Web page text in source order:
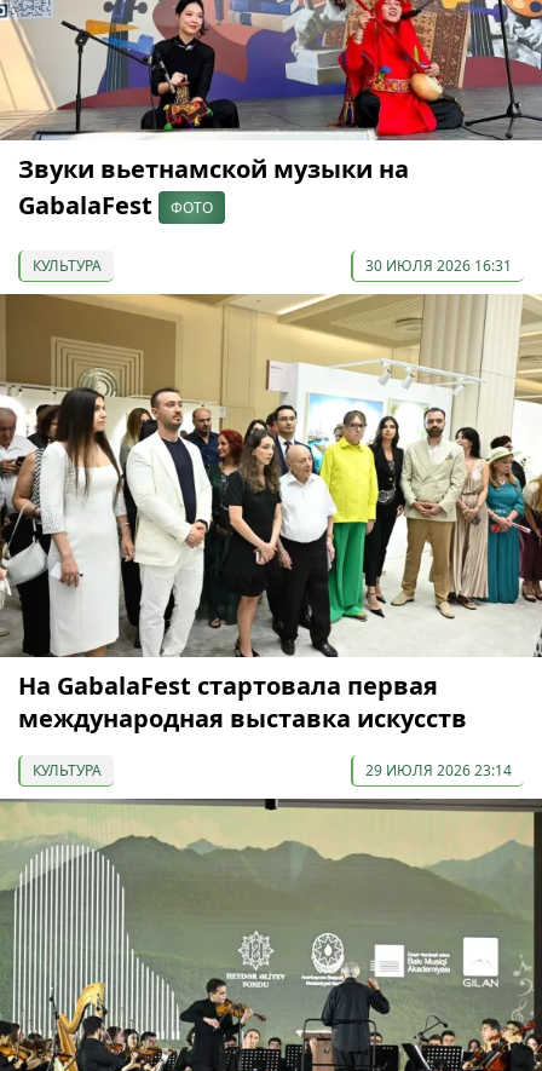
Звуки вьетнамской музыки на
GabalaFest
ФОТО
КУЛЬТУРА 30 ИЮЛЯ 2026 16:31
На GabalaFest стартовала первая
международная выставка искусств
КУЛЬТУРА 29 ИЮЛЯ 2026 23:14